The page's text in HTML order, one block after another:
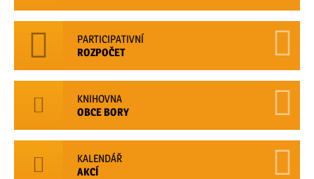
PARTICIPATIVNÍ
ROZPOČET
KNIHOVNA
OBCE BORY
KALENDÁŘ
AKCÍ